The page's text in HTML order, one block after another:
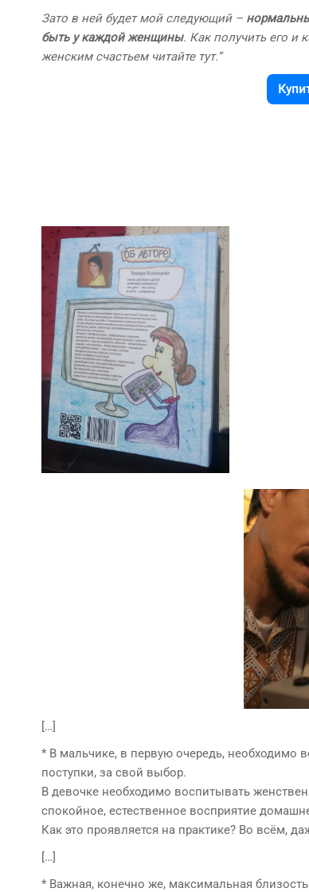
Зато в ней будет мой следующий –
быть у каждой женщины. Как получить его и
женским счастьем читайте тут.”
[…]
* В мальчике, в первую очередь, необходимо
поступки, за свой выбор.
В девочке необходимо воспитывать
спокойное, естественное восприятие
Как это проявляется на практике? Во всём,
[…]
* Важная, конечно же, максимальная близость